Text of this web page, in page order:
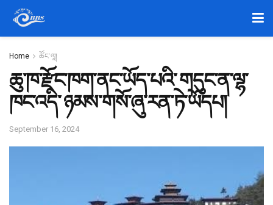
Home ཚོང༌ལཱ།
ཆུ་ཁ་རྫོང་ཁག་ནང་ཡོད་པའི་ གདུང་ན་ལྷ་
ཁང་འདི་ ཉམས་གསོ་ཞུ་རན་ཏེ་ཡོདཔ།
September 16, 2024